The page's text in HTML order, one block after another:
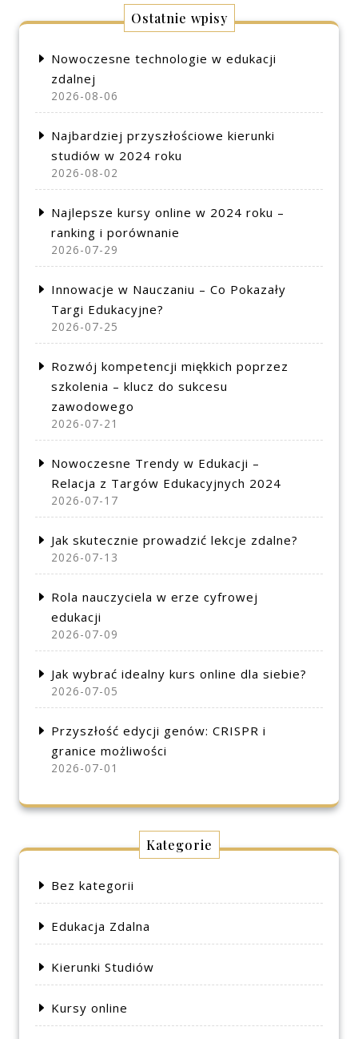
Ostatnie wpisy
Nowoczesne technologie w edukacji
zdalnej
2026-08-06
Najbardziej przyszłościowe kierunki
studiów w 2024 roku
2026-08-02
Najlepsze kursy online w 2024 roku –
ranking i porównanie
2026-07-29
Innowacje w Nauczaniu – Co Pokazały
Targi Edukacyjne?
2026-07-25
Rozwój kompetencji miękkich poprzez
szkolenia – klucz do sukcesu
zawodowego
2026-07-21
Nowoczesne Trendy w Edukacji –
Relacja z Targów Edukacyjnych 2024
2026-07-17
Jak skutecznie prowadzić lekcje zdalne?
2026-07-13
Rola nauczyciela w erze cyfrowej
edukacji
2026-07-09
Jak wybrać idealny kurs online dla siebie?
2026-07-05
Przyszłość edycji genów: CRISPR i
granice możliwości
2026-07-01
Kategorie
Bez kategorii
Edukacja Zdalna
Kierunki Studiów
Kursy online